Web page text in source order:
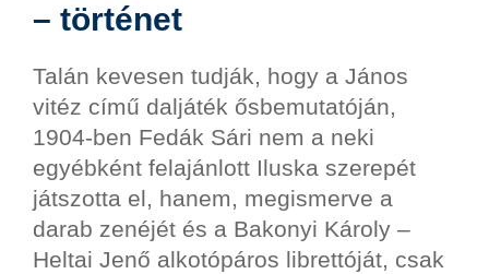
– történet
Talán kevesen tudják, hogy a János
vitéz című daljáték ősbemutatóján,
1904-ben Fedák Sári nem a neki
egyébként felajánlott Iluska szerepét
játszotta el, hanem, megismerve a
darab zenéjét és a Bakonyi Károly –
Heltai Jenő alkotópáros librettóját, csak